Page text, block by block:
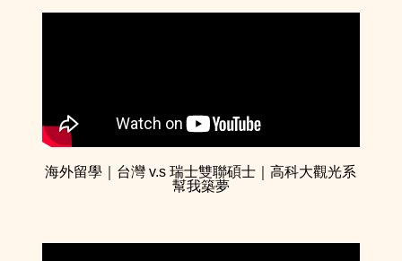
海外留學｜台灣 v.s 瑞士雙聯碩士｜高科大觀光系
幫我築夢